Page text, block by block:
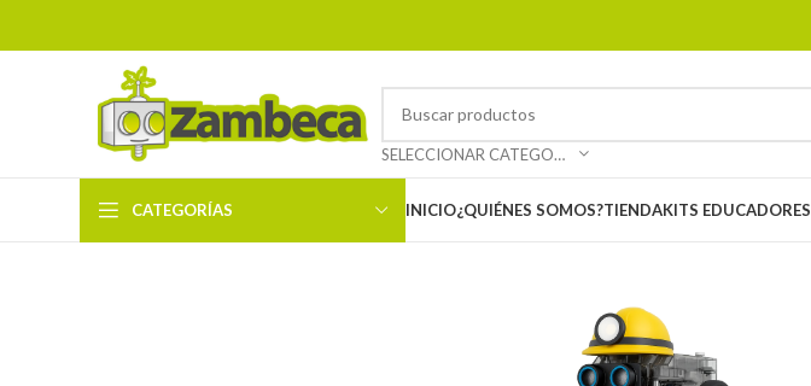
SELECCIONAR CATEGORÍA
CATEGORÍAS INICIO¿QUIÉNES SOMOS?TIENDAKITS EDUCADORES